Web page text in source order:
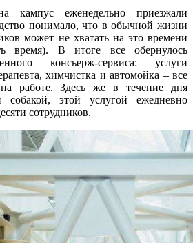
еженедельно приезжали
понимало, что в обычной жизни
может не хватать на это времени
время). В итоге все обернулось
консьерж-сервиса: услуги
химчистка и автомойка – все
работе. Здесь же в течение дня
собакой, этой услугой ежедневно
сотрудников.